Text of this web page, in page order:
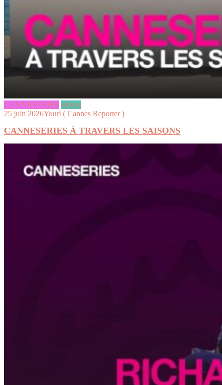
CANNESERIES videos
25 juin 2026Youri ( Cannes Reporter )
CANNESERIES À TRAVERS LES SAISONS